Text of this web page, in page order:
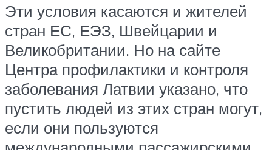
Эти условия касаются и жителей
стран ЕС, ЕЭЗ, Швейцарии и
Великобритании. Но на сайте
Центра профилактики и контроля
заболевания Латвии указано, что
пустить людей из этих стран могут,
если они пользуются